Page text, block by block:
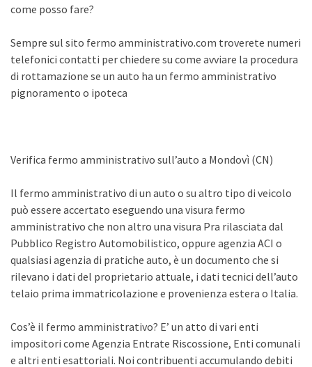
come posso fare?
Sempre sul sito fermo amministrativo.com troverete numeri
telefonici contatti per chiedere su come avviare la procedura
di rottamazione se un auto ha un fermo amministrativo
pignoramento o ipoteca
Verifica fermo amministrativo sull’auto a Mondovì (CN)
Il fermo amministrativo di un auto o su altro tipo di veicolo
può essere accertato eseguendo una visura fermo
amministrativo che non altro una visura Pra rilasciata dal
Pubblico Registro Automobilistico, oppure agenzia ACI o
qualsiasi agenzia di pratiche auto, è un documento che si
rilevano i dati del proprietario attuale, i dati tecnici dell’auto
telaio prima immatricolazione e provenienza estera o Italia.
Cos’è il fermo amministrativo? E’ un atto di vari enti
impositori come Agenzia Entrate Riscossione, Enti comunali
e altri enti esattoriali. Noi contribuenti accumulando debiti